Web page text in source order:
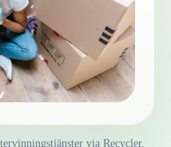
via Recycler.